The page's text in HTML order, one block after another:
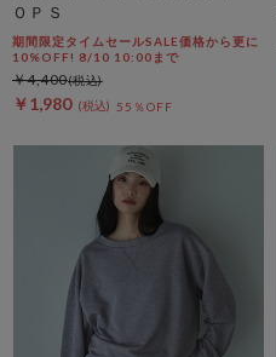
ＯＰＳ
期間限定タイムセールSALE価格から更に
10%OFF! 8/10 10:00まで
￥1,980 55％OFF
￥4,400